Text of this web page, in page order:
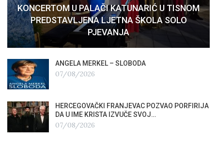
KONCERTOM U PALAČI KATUNARIĆ U TISNOM
PREDSTAVLJENA LJETNA ŠKOLA SOLO
PJEVANJA
ANGELA MERKEL – SLOBODA
07/08/2026
HERCEGOVAČKI FRANJEVAC POZVAO PORFIRIJA
DA U IME KRISTA IZVUČE SVOJ…
07/08/2026